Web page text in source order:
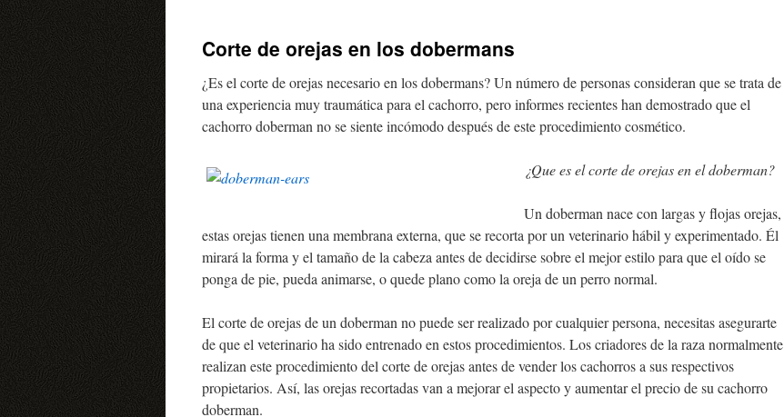
contenido
Corte de orejas en los dobermans
¿Es el corte de orejas necesario en los dobermans? Un número de personas consideran que se trata de
una experiencia muy traumática para el cachorro, pero informes recientes han demostrado que el
cachorro doberman no se siente incómodo después de este procedimiento cosmético.
¿Que es el corte de orejas en el doberman?
Un doberman nace con largas y flojas orejas,
estas orejas tienen una membrana externa, que se recorta por un veterinario hábil y experimentado. Él
mirará la forma y el tamaño de la cabeza antes de decidirse sobre el mejor estilo para que el oído se
ponga de pie, pueda animarse, o quede plano como la oreja de un perro normal.
El corte de orejas de un doberman no puede ser realizado por cualquier persona, necesitas asegurarte
de que el veterinario ha sido entrenado en estos procedimientos. Los criadores de la raza normalmente
realizan este procedimiento del corte de orejas antes de vender los cachorros a sus respectivos
propietarios. Así, las orejas recortadas van a mejorar el aspecto y aumentar el precio de su cachorro
doberman.